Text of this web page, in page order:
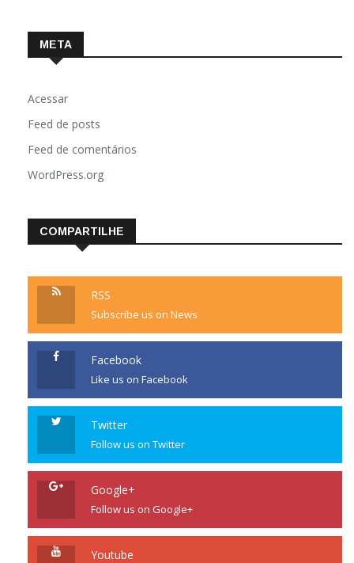
META
Acessar
Feed de posts
Feed de comentários
WordPress.org
COMPARTILHE
RSS
Subscribe us on News
Facebook
Like us on Facebook
Twitter
Follow us on Twitter
Google+
Follow us on Google+
Youtube